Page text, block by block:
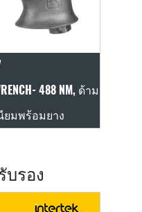
488 NM, ด้าม
ยมพร้อมยาง
บรอง